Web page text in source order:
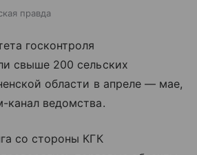
правда
госконтроля
свыше 200 сельских
области в апреле — мае,
канал ведомства.
со стороны КГК